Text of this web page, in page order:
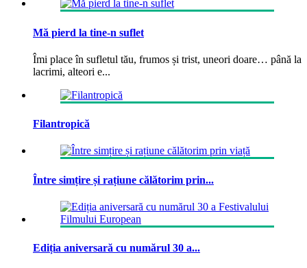
Mă pierd la tine-n suflet
Îmi place în sufletul tău, frumos și trist, uneori doare… până la
lacrimi, alteori e...
Filantropică
Între simțire și rațiune călătorim prin...
Ediția aniversară cu numărul 30 a...